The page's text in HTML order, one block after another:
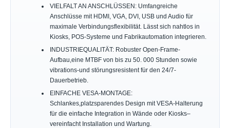
VIELFALT AN ANSCHLÜSSEN: Umfangreiche
Anschlüsse mit HDMI, VGA, DVI, USB und Audio für
maximale Verbindungsflexibilität. Lässt sich nahtlos in
Kiosks, POS-Systeme und Fabrikautomation integrieren.
INDUSTRIEQUALITÄT: Robuster Open-Frame-
Aufbau,eine MTBF von bis zu 50. 000 Stunden sowie
vibrations-und störungsresistent für den 24/7-
Dauerbetrieb.
EINFACHE VESA-MONTAGE:
Schlankes,platzsparendes Design mit VESA-Halterung
für die einfache Integration in Wände oder Kiosks–
vereinfacht Installation und Wartung.